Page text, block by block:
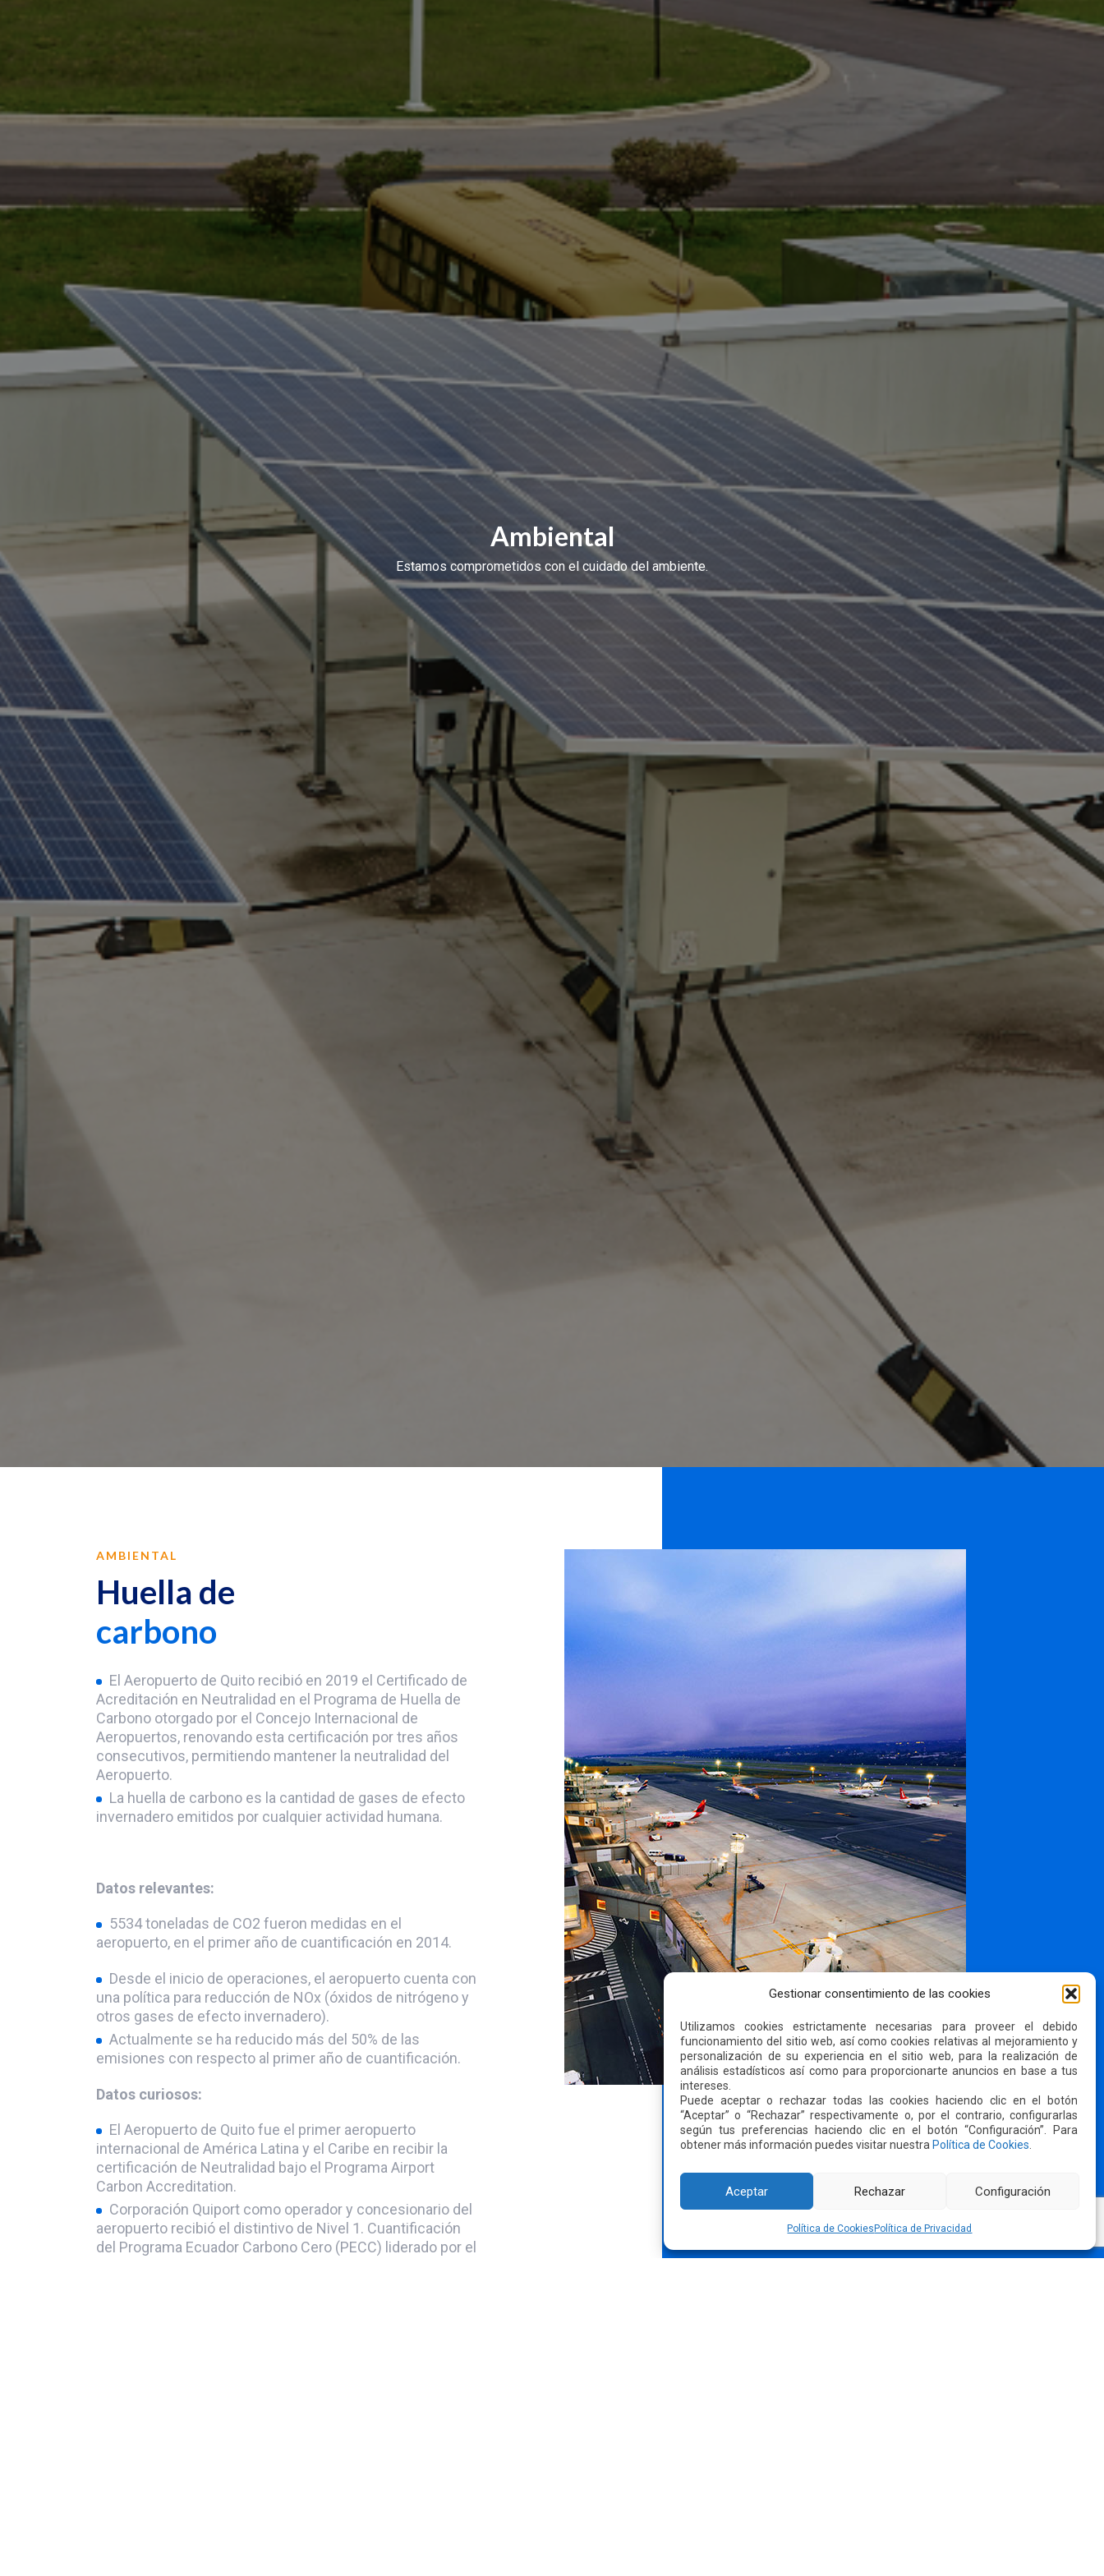
Gestionar consentimiento de las cookies
Utilizamos cookies estrictamente necesarias para proveer el debido
funcionamiento del sitio web, así como cookies relativas al mejoramiento y
personalización de su experiencia en el sitio web, para la realización de
análisis estadísticos así como para proporcionarte anuncios en base a tus
intereses.
Puede aceptar o rechazar todas las cookies haciendo clic en el botón
“Aceptar” o “Rechazar” respectivamente o, por el contrario, configurarlas
según tus preferencias haciendo clic en el botón “Configuración”. Para
obtener más información puedes visitar nuestra Política de Cookies
Aceptar Rechazar Configuración
Política de Cookies Política de Privacidad
Ambiental
Estamos comprometidos con el cuidado del ambiente.
AMBIENTAL
Huella de
carbono
El Aeropuerto de Quito recibió en 2019 el Certificado de
Acreditación en Neutralidad en el Programa de Huella de
Carbono otorgado por el Concejo Internacional de
Aeropuertos, renovando esta certificación por tres años
consecutivos, permitiendo mantener la neutralidad del
Aeropuerto.
La huella de carbono es la cantidad de gases de efecto
invernadero emitidos por cualquier actividad humana.
Datos relevantes:
5534 toneladas de CO2 fueron medidas en el
aeropuerto, en el primer año de cuantificación en 2014.
Desde el inicio de operaciones, el aeropuerto cuenta con
una política para reducción de NOx (óxidos de nitrógeno y
otros gases de efecto invernadero).
Actualmente se ha reducido más del 50% de las
emisiones con respecto al primer año de cuantificación.
Datos curiosos:
El Aeropuerto de Quito fue el primer aeropuerto
internacional de América Latina y el Caribe en recibir la
certificación de Neutralidad bajo el Programa Airport
Carbon Accreditation.
Corporación Quiport como operador y concesionario del
aeropuerto recibió el distintivo de Nivel 1. Cuantificación
del Programa Ecuador Carbono Cero (PECC) liderado por el